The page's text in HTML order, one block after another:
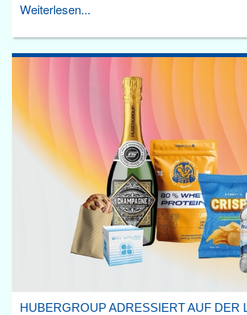
Weiterlesen...
HUBERGROUP ADRESSIERT AUF DER